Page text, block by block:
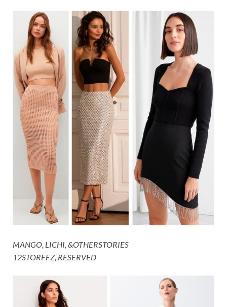
MANGO, LICHI, &OTHERSTORIES
12STOREEZ, RESERVED